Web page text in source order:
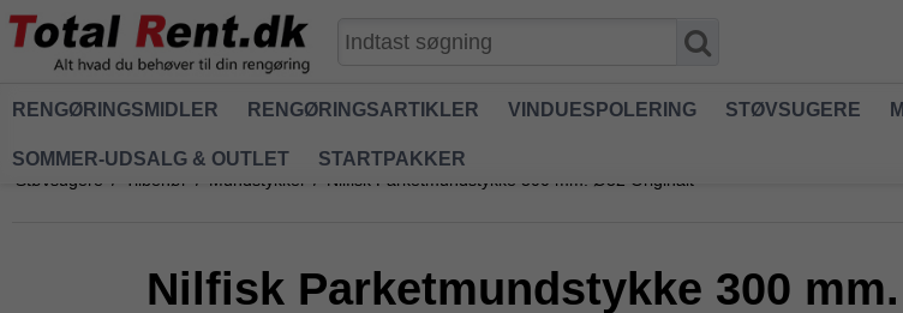
RENGØRINGSMIDLER RENGØRINGSARTIKLER VINDUESPOLERING STØVSUGERE
SOMMER-UDSALG & OUTLET STARTPAKKER
Støvsugere / Tilbehør / Mundstykker / Nilfisk Parketmundstykke 300 mm. Ø32 Originalt
Nilfisk Parketmundstykke 300